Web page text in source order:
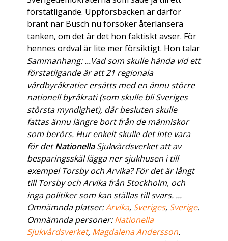
förstatligande. Uppförsbacken är därför
brant när Busch nu försöker återlansera
tanken, om det är det hon faktiskt avser. För
hennes ordval är lite mer försiktigt. Hon talar
Sammanhang: ...Vad som skulle hända vid ett
förstatligande är att 21 regionala
vårdbyråkratier ersätts med en ännu större
nationell byråkrati (som skulle bli Sveriges
största myndighet), där besluten skulle
fattas ännu längre bort från de människor
som berörs. Hur enkelt skulle det inte vara
för detNationellaSjukvårdsverket att av
besparingsskäl lägga ner sjukhusen i till
exempel Torsby och Arvika? För det är långt
till Torsby och Arvika från Stockholm, och
inga politiker som kan ställas till svars. ...
Omnämnda platser:Arvika, Sveriges, Sverige.
Omnämnda personer:Nationella
Sjukvårdsverket, Magdalena Andersson.